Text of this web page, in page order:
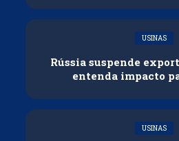
USINAS
Rússia suspende
entenda impacto
USINAS